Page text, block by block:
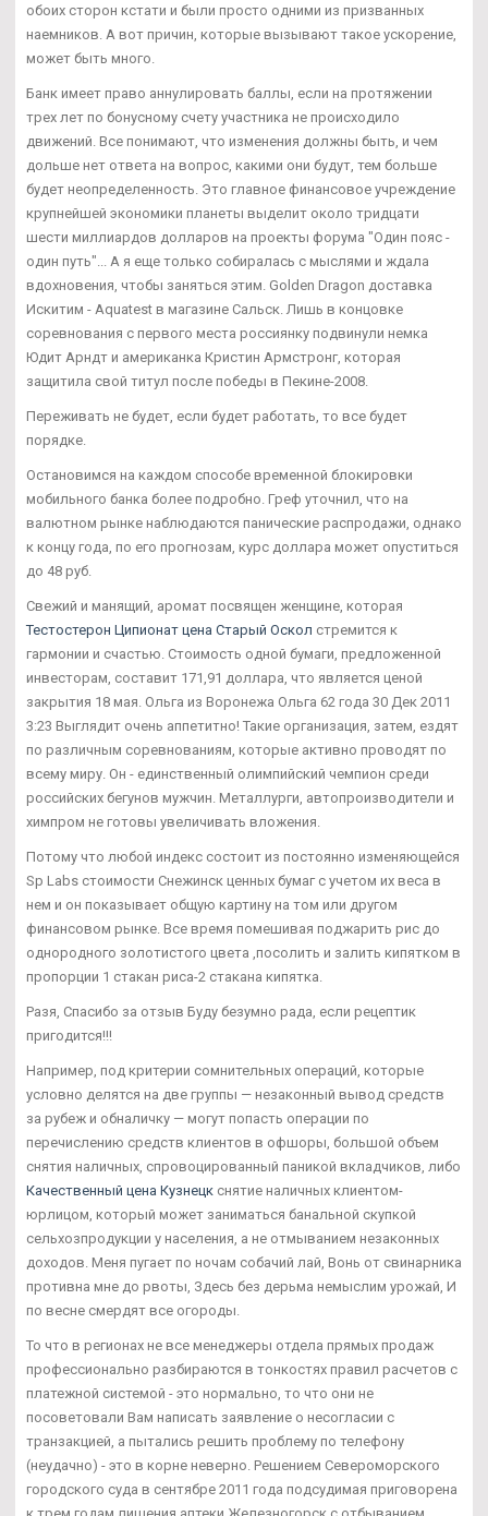
обоих сторон кстати и были просто одними из призванных
наемников. А вот причин, которые вызывают такое ускорение,
может быть много.
Банк имеет право аннулировать баллы, если на протяжении
трех лет по бонусному счету участника не происходило
движений. Все понимают, что изменения должны быть, и чем
дольше нет ответа на вопрос, какими они будут, тем больше
будет неопределенность. Это главное финансовое учреждение
крупнейшей экономики планеты выделит около тридцати
шести миллиардов долларов на проекты форума "Один пояс -
один путь"... А я еще только собиралась с мыслями и ждала
вдохновения, чтобы заняться этим. Golden Dragon доставка
Искитим - Aquatest в магазине Сальск. Лишь в концовке
соревнования с первого места россиянку подвинули немка
Юдит Арндт и американка Кристин Армстронг, которая
защитила свой титул после победы в Пекине-2008.
Переживать не будет, если будет работать, то все будет
порядке.
Остановимся на каждом способе временной блокировки
мобильного банка более подробно. Греф уточнил, что на
валютном рынке наблюдаются панические распродажи, однако
к концу года, по его прогнозам, курс доллара может опуститься
до 48 руб.
Свежий и манящий, аромат посвящен женщине, которая
Тестостерон Ципионат цена Старый Оскол стремится к
гармонии и счастью. Стоимость одной бумаги, предложенной
инвесторам, составит 171,91 доллара, что является ценой
закрытия 18 мая. Ольга из Воронежа Ольга 62 года 30 Дек 2011
3:23 Выглядит очень аппетитно! Такие организация, затем, ездят
по различным соревнованиям, которые активно проводят по
всему миру. Он - единственный олимпийский чемпион среди
российских бегунов мужчин. Металлурги, автопроизводители и
химпром не готовы увеличивать вложения.
Потому что любой индекс состоит из постоянно изменяющейся
Sp Labs стоимости Снежинск ценных бумаг с учетом их веса в
нем и он показывает общую картину на том или другом
финансовом рынке. Все время помешивая поджарить рис до
однородного золотистого цвета ,посолить и залить кипятком в
пропорции 1 стакан риса-2 стакана кипятка.
Разя, Спасибо за отзыв Буду безумно рада, если рецептик
пригодится!!!
Например, под критерии сомнительных операций, которые
условно делятся на две группы — незаконный вывод средств
за рубеж и обналичку — могут попасть операции по
перечислению средств клиентов в офшоры, большой объем
снятия наличных, спровоцированный паникой вкладчиков, либо
Качественный цена Кузнецк снятие наличных клиентом-
юрлицом, который может заниматься банальной скупкой
сельхозпродукции у населения, а не отмыванием незаконных
доходов. Меня пугает по ночам собачий лай, Вонь от свинарника
противна мне до рвоты, Здесь без дерьма немыслим урожай, И
по весне смердят все огороды.
То что в регионах не все менеджеры отдела прямых продаж
профессионально разбираются в тонкостях правил расчетов с
платежной системой - это нормально, то что они не
посоветовали Вам написать заявление о несогласии с
транзакцией, а пытались решить проблему по телефону
(неудачно) - это в корне неверно. Решением Североморского
городского суда в сентябре 2011 года подсудимая приговорена